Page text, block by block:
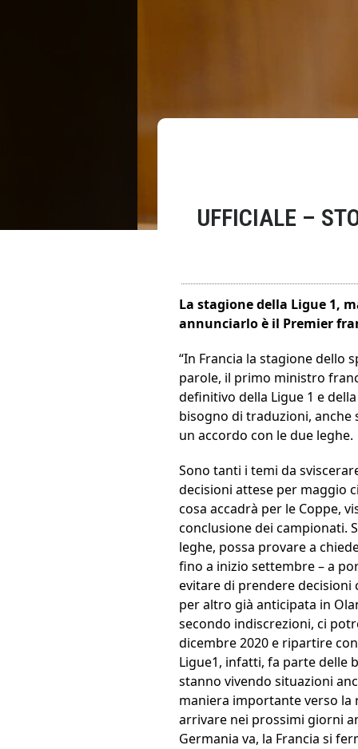
UFFICIALE –
La stagione della Ligue 1,
annunciarlo è il Premier
“In Francia la stagione dello
parole, il primo ministro
definitivo della Ligue 1 e
bisogno di traduzioni, anche
un accordo con le due leghe.
Sono tanti i temi da
decisioni attese per maggio
cosa accadrà per le Coppe,
conclusione dei campionati.
leghe, possa provare a
fino a inizio settembre – a
evitare di prendere
per altro già anticipata in
secondo indiscrezioni, ci
dicembre 2020 e ripartire
Ligue1, infatti, fa parte delle
stanno vivendo situazioni
maniera importante verso la
arrivare nei prossimi giorni
Germania va, la Francia si